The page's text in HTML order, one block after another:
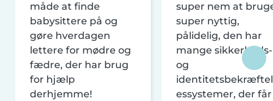
måde at finde
babysittere på og
gøre hverdagen
lettere for mødre og
fædre, der har brug
for hjælp
derhjemme!
super nem at
super nyttig,
pålidelig, den har
mange sikkerheds-
og
essystemer, der får